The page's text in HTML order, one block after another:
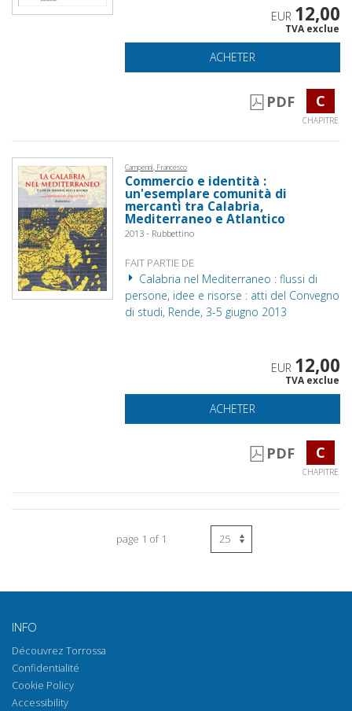
EUR 12,00
TVA exclue
ACHETER
PDF C
CHAPITRE
Campennì, Francesco
Commercio e identità :
un'esemplare comunità di
mercanti tra Calabria,
Mediterraneo e Atlantico
2013 - Rubbettino
FAIT PARTIE DE
Calabria nel Mediterraneo : flussi di
persone, idee e risorse : atti del Convegno
di studi, Rende, 3-5 giugno 2013
EUR 12,00
TVA exclue
ACHETER
PDF C
CHAPITRE
page 1 of 1
INFO
Découvrez Torrossa
Confidentialité
Cookie Policy
Accessibility